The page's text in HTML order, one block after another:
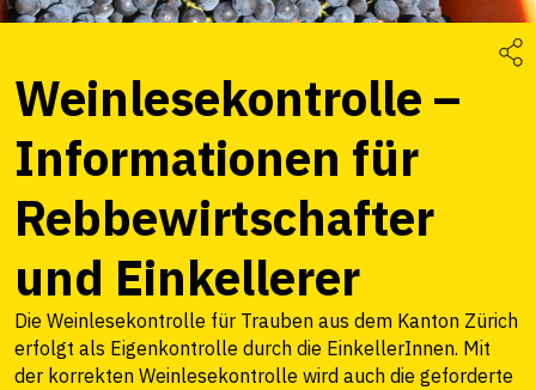
Weinlesekontrolle –
Informationen für
Rebbewirtschafter
und Einkellerer
Die Weinlesekontrolle für Trauben aus dem Kanton Zürich
erfolgt als Eigenkontrolle durch die EinkellerInnen. Mit
der korrekten Weinlesekontrolle wird auch die geforderte